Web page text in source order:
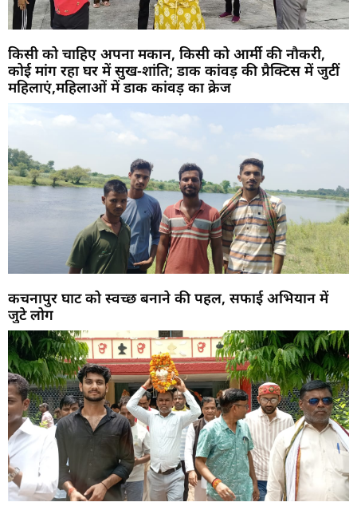
किसी को चाहिए अपना मकान, किसी को आर्मी की नौकरी,
कोई मांग रहा घर में सुख-शांति; डाक कांवड़ की प्रैक्टिस में जुटीं
महिलाएं,महिलाओं में डाक कांवड़ का क्रेज
कचनापुर घाट को स्वच्छ बनाने की पहल, सफाई अभियान में
जुटे लोग